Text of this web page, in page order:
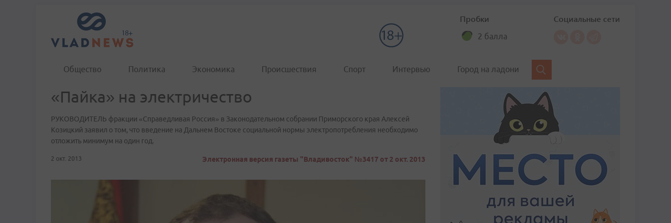
Пробки
2 балла
Социальные сети
Общество Политика Экономика Происшествия Спорт Интервью Город на ладони
«Пайка» на электричество
РУКОВОДИТЕЛЬ фракции «Справедливая Россия» в Законодательном собрании Приморского края Алексей
Козицкий заявил о том, что введение на Дальнем Востоке социальной нормы электропотребления необходимо
отложить минимум на один год.
2 окт. 2013 Электронная версия газеты "Владивосток" №3417 от 2 окт. 2013